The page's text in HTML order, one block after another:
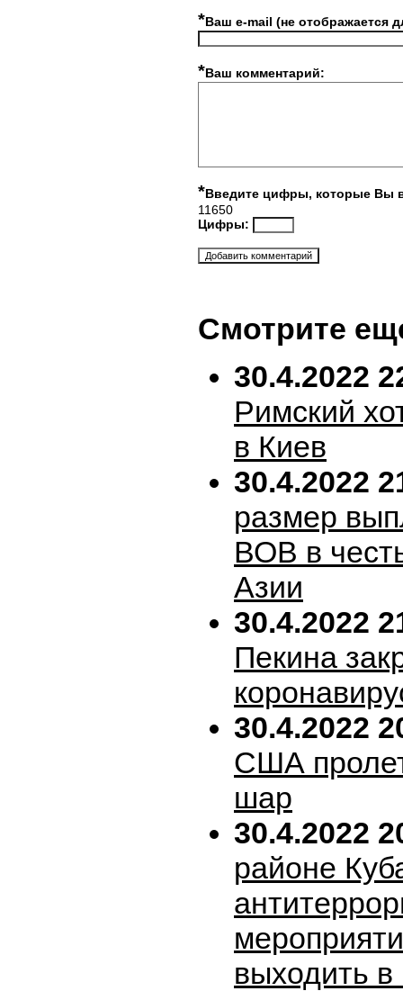
*Ваш e-mail (не отображается
*Ваш комментарий:
*Введите цифры, которые Вы
11650
Цифры:
Смотрите
30.4.2022
Римский
в Киев
30.4.2022
размер
ВОВ в
Азии
30.4.2022
Пекина
30.4.2022
США
шар
30.4.2022
районе
выходить